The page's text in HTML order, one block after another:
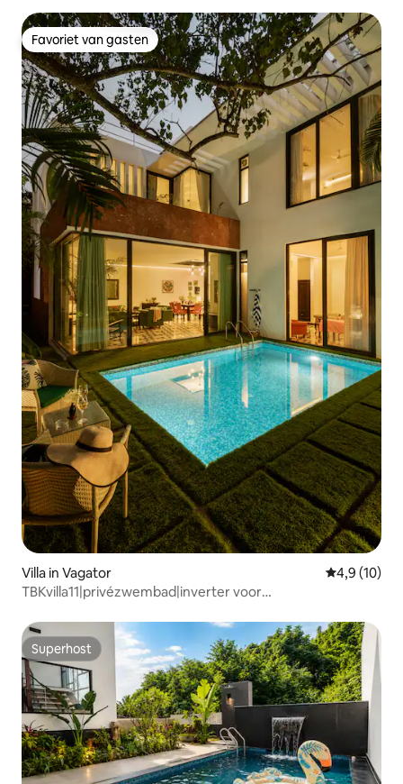
Favoriet van gasten
Favoriet van gasten
Villa in Vagator
4,9 (10)
TBKvilla11|privézwembad|inverter voor
Superhost
Superhost